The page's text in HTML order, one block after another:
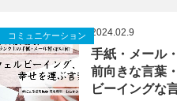
コミュニケーション 2024.02.9
手紙・メール
前向きな言葉
ビーイングな